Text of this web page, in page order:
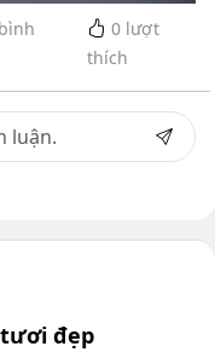
0lượt
thích
đẹp